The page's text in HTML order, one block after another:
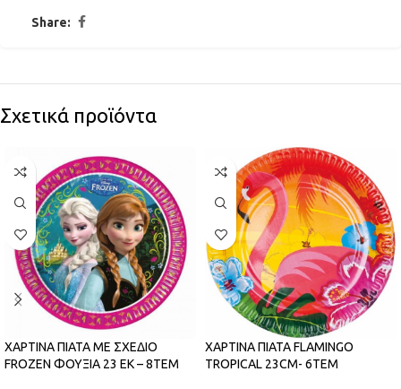
Share:
Σχετικά προϊόντα
ΧΑΡΤΙΝΑ ΠΙΑΤΑ ΜΕ ΣΧΕΔΙΟ
FROZEN ΦΟΥΞΙΑ 23 ΕΚ – 8ΤΕΜ
ΧΑΡΤΙΝΑ ΠΙΑΤΑ FLAMINGO
TROPICAL 23CM- 6ΤΕΜ